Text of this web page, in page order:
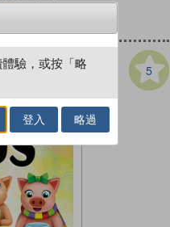
5
驗，或按「略
登入 略過